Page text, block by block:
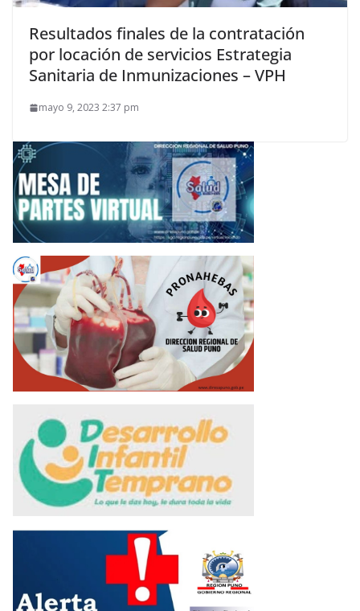
Resultados finales de la contratación
por locación de servicios Estrategia
Sanitaria de Inmunizaciones – VPH
mayo 9, 2023 2:37 pm